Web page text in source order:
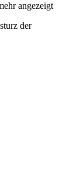
angezeigt
der